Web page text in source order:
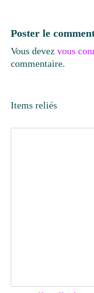
Poster le
Vous devezvous
commentaire.
Items reliés